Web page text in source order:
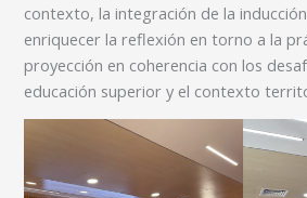
contexto, la integración de la
enriquecer la reflexión en torno a la
proyección en coherencia con los
educación superior y el contexto